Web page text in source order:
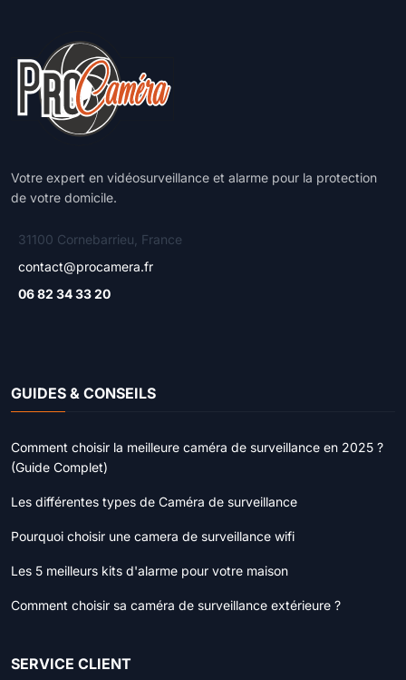
Votre expert en vidéosurveillance et alarme pour la protection
de votre domicile.
31100 Cornebarrieu, France
contact@procamera.fr
06 82 34 33 20
GUIDES & CONSEILS
Comment choisir la meilleure caméra de surveillance en 2025 ?
(Guide Complet)
Les différentes types de Caméra de surveillance
Pourquoi choisir une camera de surveillance wifi
Les 5 meilleurs kits d'alarme pour votre maison
Comment choisir sa caméra de surveillance extérieure ?
SERVICE CLIENT